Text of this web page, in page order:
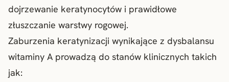
dojrzewanie keratynocytów i prawidłowe
złuszczanie warstwy rogowej.
Zaburzenia keratynizacji wynikające z dysbalansu
witaminy A prowadzą do stanów klinicznych takich
jak: